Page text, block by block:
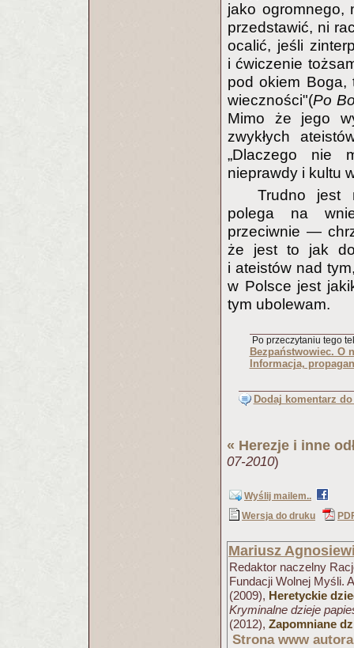
jako ogromnego,
przedstawić, ni
ocalić, jeśli
i ćwiczenie
pod okiem Boga,
wieczności"(Po
Mimo że jego
zwykłych
„Dlaczego nie
nieprawdy i kultu
Trudno jest
polega na
przeciwnie —
że jest to jak
i ateistów nad
w Polsce jest
tym ubolewam.
Po przeczytaniu tego
Bezpaństwowiec. O
Informacja,
Dodaj komentarz
« Herezje i inne
07-2010)
Wyślij mailem..
Wersja do druku
Mariusz
Redaktor naczelny
Fundacji Wolnej Myśli.
(2009), Heretyckie
Kryminalne dzieje
(2012), Zapomniane
Strona www autora